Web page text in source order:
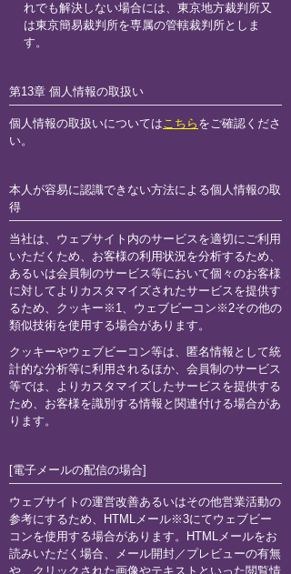
れでも解決しない場合には、東京地方裁判所又
は東京簡易裁判所を専属の管轄裁判所としま
す。
第13章 個人情報の取扱い
個人情報の取扱いについてはこちら をご確認くださ
い。
本人が容易に認識できない方法による個人情報の取
得
当社は、ウェブサイト内のサービスを適切にご利用
いただくため、お客様の利用状況を分析するため、
あるいは会員制のサービス等において個々のお客様
に対してよりカスタマイズされたサービスを提供す
るため、クッキー※1、ウェブビーコン※2その他の
類似技術を使用する場合があります。
クッキーやウェブビーコン等は、匿名情報として統
計的な分析等に利用されるほか、会員制のサービス
等では、よりカスタマイズしたサービスを提供する
ため、お客様を識別する情報と関連付ける場合があ
ります。
[電子メールの配信の場合]
ウェブサイトの運営改善あるいはその他営業活動の
参考にするため、HTMLメール※3にてウェブビー
コンを使用する場合があります。HTMLメールをお
読みいただく場合、メール開封／プレビューの有無
や、クリックされた画像やテキストといった閲覧情